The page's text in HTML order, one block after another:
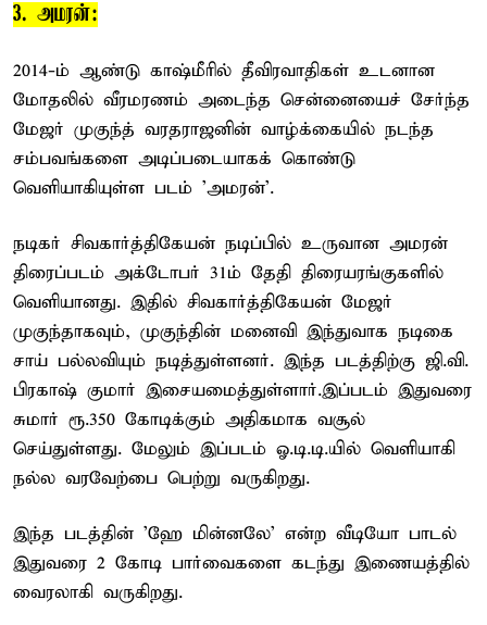
3. அமரன்:
2014-ம் ஆண்டு காஷ்மீரில் தீவிரவாதிகள் உடனான
மோதலில் வீரமரணம் அடைந்த சென்னையைச் சேர்ந்த
மேஜர் முகுந்த் வரதராஜனின் வாழ்க்கையில் நடந்த
சம்பவங்களை அடிப்படையாகக் கொண்டு
வெளியாகியுள்ள படம் 'அமரன்'.
நடிகர் சிவகார்த்திகேயன் நடிப்பில் உருவான அமரன்
திரைப்படம் அக்டோபர் 31ம் தேதி திரையரங்குகளில்
வெளியானது. இதில் சிவகார்த்திகேயன் மேஜர்
முகுந்தாகவும், முகுந்தின் மனைவி இந்துவாக நடிகை
சாய் பல்லவியும் நடித்துள்ளனர். இந்த படத்திற்கு ஜி.வி.
பிரகாஷ் குமார் இசையமைத்துள்ளார்.இப்படம் இதுவரை
சுமார் ரூ.350 கோடிக்கும் அதிகமாக வசூல்
செய்துள்ளது. மேலும் இப்படம் ஓ.டி.டி.யில் வெளியாகி
நல்ல வரவேற்பை பெற்று வருகிறது.
இந்த படத்தின் 'ஹே மின்னலே' என்ற வீடியோ பாடல்
இதுவரை 2 கோடி பார்வைகளை கடந்து இணையத்தில்
வைரலாகி வருகிறது.